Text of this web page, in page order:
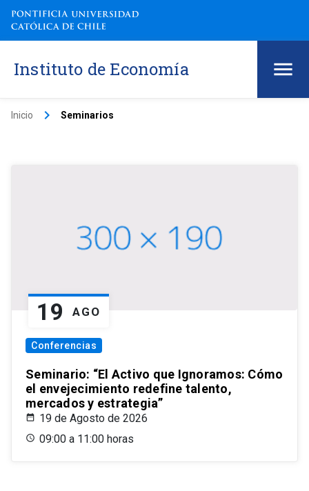
Instituto de Economía
Inicio keyboard_arrow_right Seminarios
19 AGO
Conferencias
Seminario: “El Activo que Ignoramos: Cómo
el envejecimiento redefine talento,
mercados y estrategia”
19 de Agosto de 2026
09:00 a 11:00 horas